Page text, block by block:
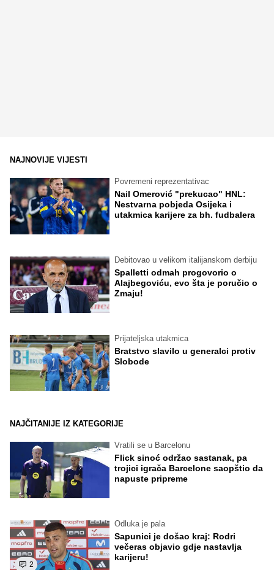
NAJNOVIJE VIJESTI
Povremeni reprezentativac
Nail Omerović "prekucao" HNL:
Nestvarna pobjeda Osijeka i
utakmica karijere za bh. fudbalera
Debitovao u velikom italijanskom derbiju
Spalletti odmah progovorio o
Alajbegoviću, evo šta je poručio o
Zmaju!
Prijateljska utakmica
Bratstvo slavilo u generalci protiv
Slobode
NAJČITANIJE IZ KATEGORIJE
Vratili se u Barcelonu
Flick sinoć održao sastanak, pa
trojici igrača Barcelone saopštio da
napuste pripreme
2
Odluka je pala
Sapunici je došao kraj: Rodri
večeras objavio gdje nastavlja
karijeru!